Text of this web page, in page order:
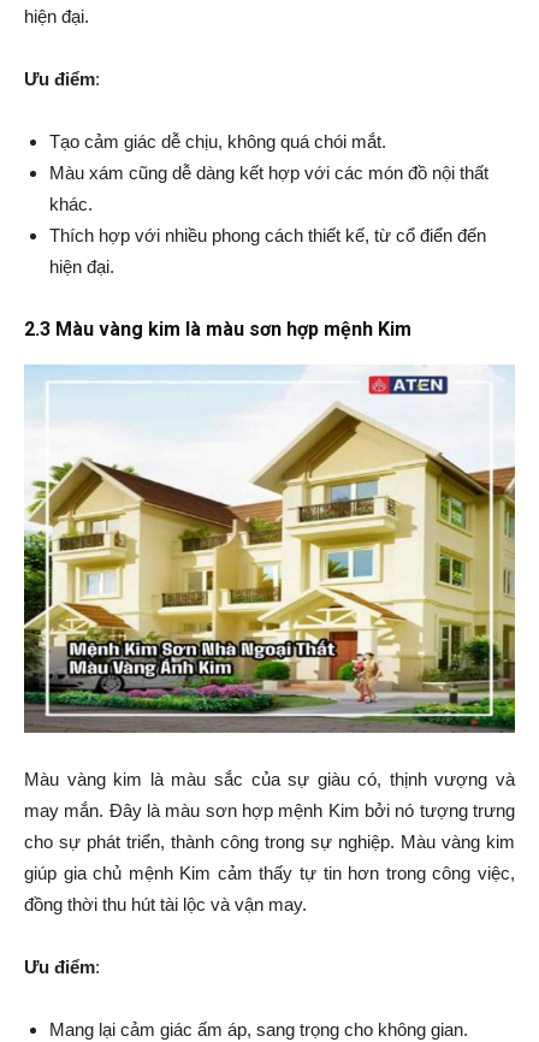
hiện đại.
Ưu điểm:
Tạo cảm giác dễ chịu, không quá chói mắt.
Màu xám cũng dễ dàng kết hợp với các món đồ nội thất
khác.
Thích hợp với nhiều phong cách thiết kế, từ cổ điển đến
hiện đại.
2.3 Màu vàng kim là màu sơn hợp mệnh Kim
Màu vàng kim là màu sắc của sự giàu có, thịnh vượng và
may mắn. Đây là màu sơn hợp mệnh Kim bởi nó tượng trưng
cho sự phát triển, thành công trong sự nghiệp. Màu vàng kim
giúp gia chủ mệnh Kim cảm thấy tự tin hơn trong công việc,
đồng thời thu hút tài lộc và vận may.
Ưu điểm:
Mang lại cảm giác ấm áp, sang trọng cho không gian.